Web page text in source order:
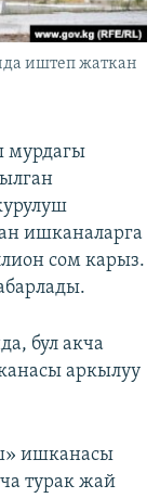
иштеп жаткан
мурдагы
ишканаларга
сом карыз.
бул акча
аркылуу
ишканасы
турак жай